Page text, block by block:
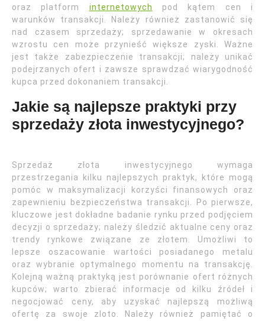
oraz platform internetowych
pod kątem cen i
warunków transakcji. Należy również zastanowić się
nad czasem sprzedaży; sprzedawanie w okresach
wzrostu cen może przynieść większe zyski. Ważne
jest także zabezpieczenie transakcji; należy unikać
podejrzanych ofert i zawsze sprawdzać wiarygodność
kupca przed dokonaniem transakcji.
Jakie są najlepsze praktyki przy
sprzedaży złota inwestycyjnego?
Sprzedaż złota inwestycyjnego wymaga
przestrzegania kilku najlepszych praktyk, które mogą
pomóc w maksymalizacji korzyści finansowych oraz
zapewnieniu bezpieczeństwa transakcji. Po pierwsze,
kluczowe jest dokładne badanie rynku przed podjęciem
decyzji o sprzedaży; należy śledzić aktualne ceny oraz
trendy rynkowe związane ze złotem. Umożliwi to
lepsze oszacowanie wartości posiadanego metalu
oraz wybranie optymalnego momentu na transakcję.
Kolejną ważną praktyką jest porównanie ofert różnych
kupców; warto zbierać informacje od kilku źródeł i
negocjować ceny, aby uzyskać najlepszą możliwą
ofertę za swoje zloto. Należy również pamiętać o